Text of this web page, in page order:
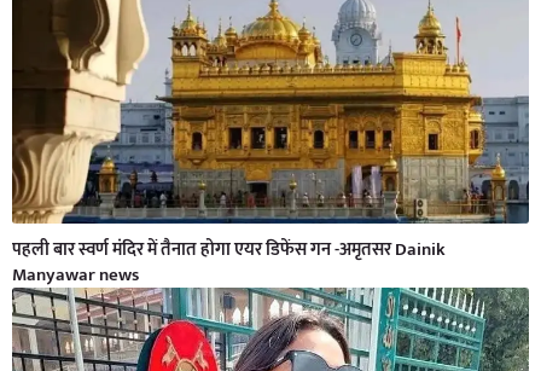
पहली बार स्वर्ण मंदिर में तैनात होगा एयर डिफेंस गन -अमृतसर Dainik
Manyawar news